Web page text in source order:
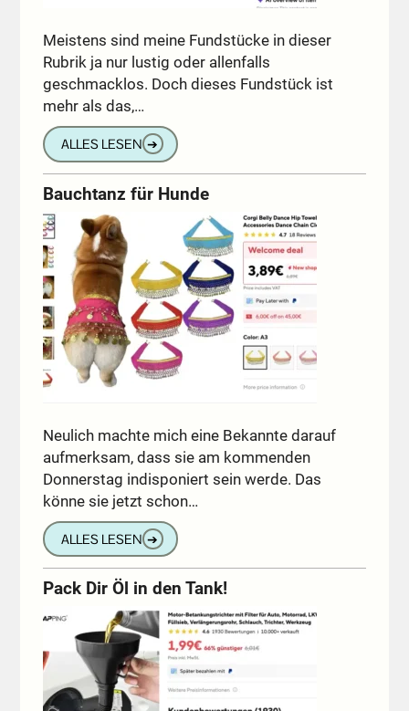
Meistens sind meine Fundstücke in dieser
Rubrik ja nur lustig oder allenfalls
geschmacklos. Doch dieses Fundstück ist
mehr als das,…
ALLES LESEN ➔
Bauchtanz für Hunde
Neulich machte mich eine Bekannte darauf
aufmerksam, dass sie am kommenden
Donnerstag indisponiert sein werde. Das
könne sie jetzt schon…
ALLES LESEN ➔
Pack Dir Öl in den Tank!